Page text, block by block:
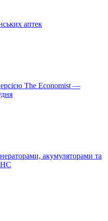
аптек
The Economist —
акумуляторами та